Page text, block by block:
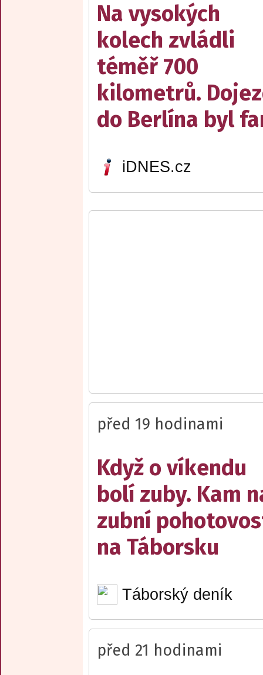
Na vysokých
kolech zvládli
téměř 700
kilometrů.
do Berlína byl
iDNES.cz
před 19 hodinami
Když o víkendu
bolí zuby. Kam
zubní
na Táborsku
Táborský deník
před 21 hodinami